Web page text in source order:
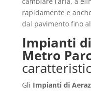
rapidamente e
dal pavimento fino
Impianti
Metro
Gli Impianti di